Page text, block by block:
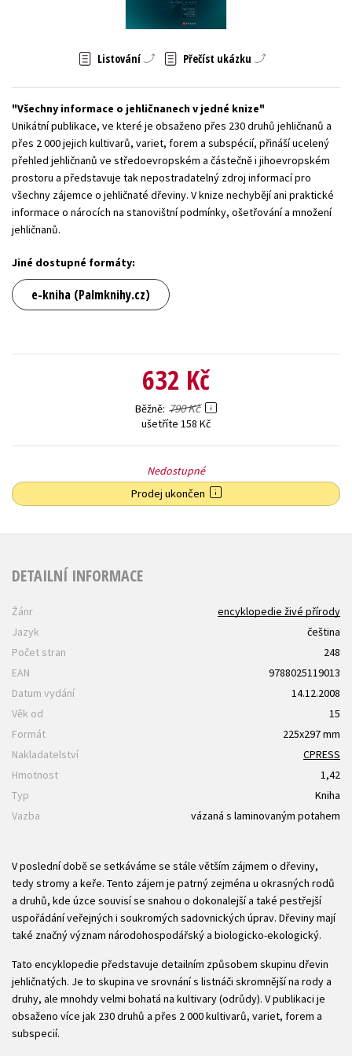
Zahraniční literatura
Všechny tituly
Listování Přečíst ukázku
Všechny informace o jehličnanech v jedné knize
Unikátní publikace, ve které je obsaženo přes 230 druhů jehličnanů a
přes 2 000 jejich kultivarů, variet, forem a subspécií, přináší ucelený
přehled jehličnanů ve středoevropském a částečně i jihoevropském
prostoru a představuje tak nepostradatelný zdroj informací pro
všechny zájemce o jehličnaté dřeviny. V knize nechybějí ani praktické
informace o nárocích na stanovištní podmínky, ošetřování a množení
jehličnanů.
Jiné dostupné formáty:
e-kniha (Palmknihy.cz)
632 Kč
Běžně 790 Kč
ušetříte 158 Kč
Nedostupné
Prodej ukončen
DETAILNÍ INFORMACE
Žánr
encyklopedie živé přírody
Jazyk
čeština
Počet stran
248
EAN
9788025119013
Datum vydání
14.12.2008
Věk od
15
Formát
225x297 mm
Nakladatelství
CPRESS
Hmotnost
1,42
Typ
Kniha
Vazba
vázaná s laminovaným potahem
V poslední době se setkáváme se stále větším zájmem o dřeviny,
tedy stromy a keře. Tento zájem je patrný zejména u okrasných rodů
a druhů, kde úzce souvisí se snahou o dokonalejší a také pestřejší
uspořádání veřejných i soukromých sadovnických úprav. Dřeviny mají
také značný význam národohospodářský a biologicko-ekologický.
Tato encyklopedie představuje detailním způsobem skupinu dřevin
jehličnatých. Je to skupina ve srovnání s listnáči skromnější na rody a
druhy, ale mnohdy velmi bohatá na kultivary (odrůdy). V publikaci je
obsaženo více jak 230 druhů a přes 2 000 kultivarů, variet, forem a
subspecií.